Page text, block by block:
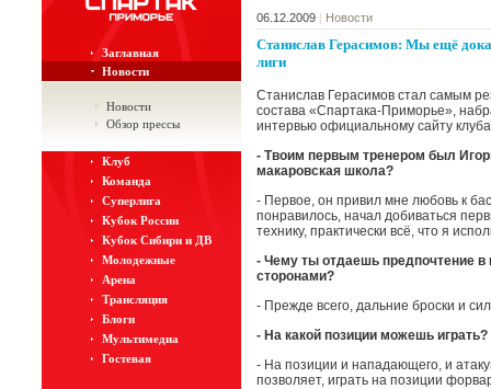
Заглавная
Новости
Новости
Обзор прессы
Клуб
Команда
Суперлига
Кубок России
Кубок Сибири и ДВ
Молодежные
Арена
Трансляция
Блоги
Мультимедиа
Гостевая
06.12.2009 | Новости
Станислав Герасимов: Мы ещё
лиги
Станислав Герасимов стал самым
состава «Спартака-Приморье»,
интервью официальному сайту
- Твоим первым тренером был
макаровская школа?
- Первое, он привил мне любовь к
понравилось, начал добиваться
технику, практически всё, что я
- Чему ты отдаешь предпочтение
сторонами?
- Прежде всего, дальние броски и
- На какой позиции можешь играть?
- На позиции и нападающего, и
позволяет, играть на позиции